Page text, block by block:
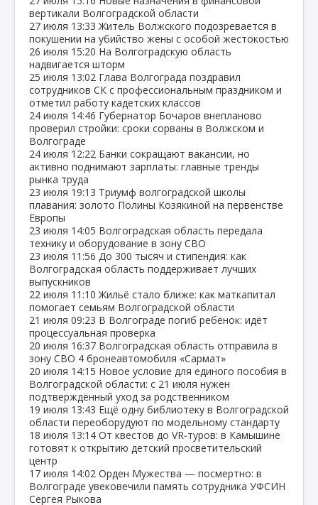
вертикали Волгоградской области
27 июля 13:33 Житель Волжского подозревается в
покушении на убийство жены с особой жестокостью
26 июля 15:20 На Волгоградскую область
надвигается шторм
25 июля 13:02 Глава Волгограда поздравил
сотрудников СК с профессиональным праздником и
отметил работу кадетских классов
24 июля 14:46 Губернатор Бочаров внепланово
проверил стройки: сроки сорваны в Волжском и
Волгограде
24 июля 12:22 Банки сокращают вакансии, но
активно поднимают зарплаты: главные тренды
рынка труда
23 июля 19:13 Триумф волгоградской школы
плавания: золото Полины Козякиной на первенстве
Европы
23 июля 14:05 Волгоградская область передала
технику и оборудование в зону СВО
23 июля 11:56 До 300 тысяч и стипендия: как
Волгоградская область поддерживает лучших
выпускников
22 июля 11:10 Жильё стало ближе: как маткапитал
помогает семьям Волгоградской области
21 июля 09:23 В Волгограде погиб ребёнок: идёт
процессуальная проверка
20 июля 16:37 Волгоградская область отправила в
зону СВО 4 бронеавтомобиля «Сармат»
20 июля 14:15 Новое условие для единого пособия в
Волгоградской области: с 21 июля нужен
подтверждённый уход за родственником
19 июля 13:43 Ещё одну библиотеку в Волгоградской
области переоборудуют по модельному стандарту
18 июля 13:14 От квестов до VR‑туров: в Камышине
готовят к открытию детский просветительский
центр
17 июля 14:02 Орден Мужества — посмертно: в
Волгограде увековечили память сотрудника УФСИН
Сергея Рыкова